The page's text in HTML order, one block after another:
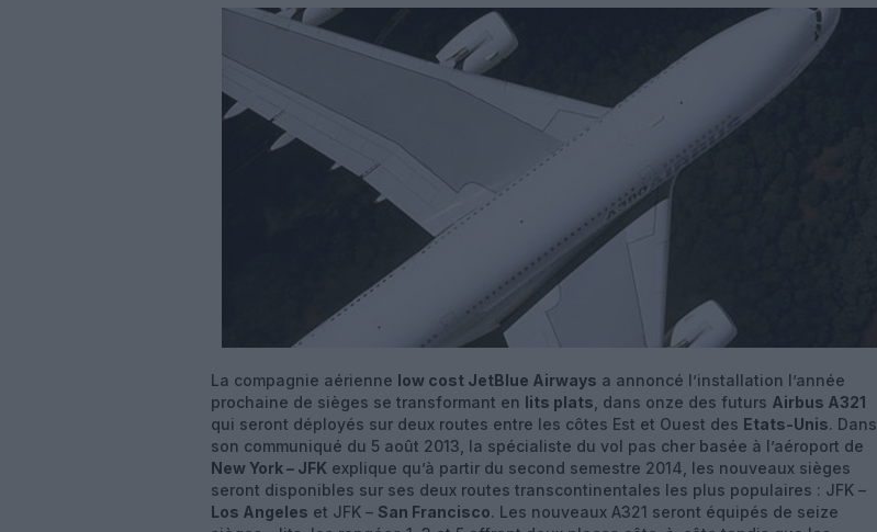
La compagnie aérienne low cost JetBlue Airways a annoncé l’installation l’année
prochaine de sièges se transformant en lits plats , dans onze des futurs Airbus A321
qui seront déployés sur deux routes entre les côtes Est et Ouest des Etats-Unis. Dans
son communiqué du 5 août 2013, la spécialiste du vol pas cher basée à l’aéroport de
New York – JFK explique qu’à partir du second semestre 2014, les nouveaux sièges
seront disponibles sur ses deux routes transcontinentales les plus populaires : JFK –
Los Angeles et JFK – San Francisco. Les nouveaux A321 seront équipés de seize